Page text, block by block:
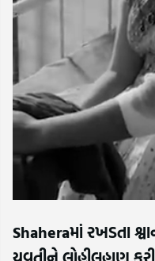
Shaheraમાં રખડતા